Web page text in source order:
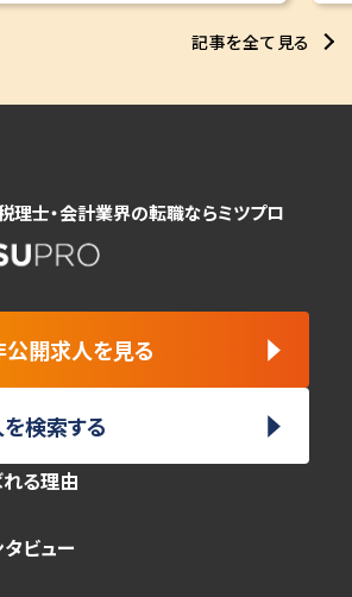
記事を全て見る
理士・会計業界の転職ならミツプロ
公開求人を見る
検索する
る理由
ビュー